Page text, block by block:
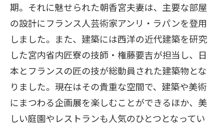
期。それに魅せられた朝香宮夫妻は、主要な部屋
の設計にフランス人芸術家アンリ・ラパンを登用
しました。また、建築には西洋の近代建築を研究
した宮内省内匠寮の技師・権藤要吉が担当し、日
本とフランスの匠の技が総動員された建築物とな
りました。現在はその貴重な空間で、建築や美術
にまつわる企画展を楽しむことができるほか、美
しい庭園やレストランも人気のひとつとなってい